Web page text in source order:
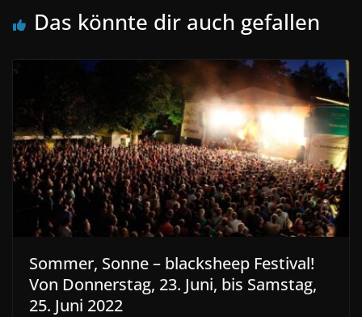
Das könnte dir auch gefallen
Sommer, Sonne – blacksheep Festival!
Von Donnerstag, 23. Juni, bis Samstag,
25. Juni 2022